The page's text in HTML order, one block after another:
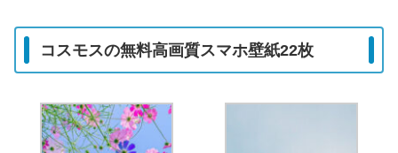
コスモスの無料高画質スマホ壁紙22枚